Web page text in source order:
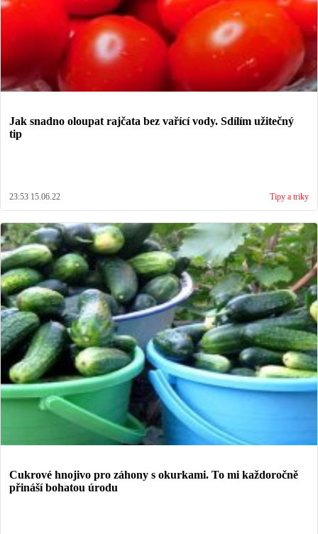
Jak snadno oloupat rajčata bez vařící vody. Sdílím užitečný
tip
23:53 15.06.22 Tipy a triky
Cukrové hnojivo pro záhony s okurkami. To mi každoročně
přináší bohatou úrodu